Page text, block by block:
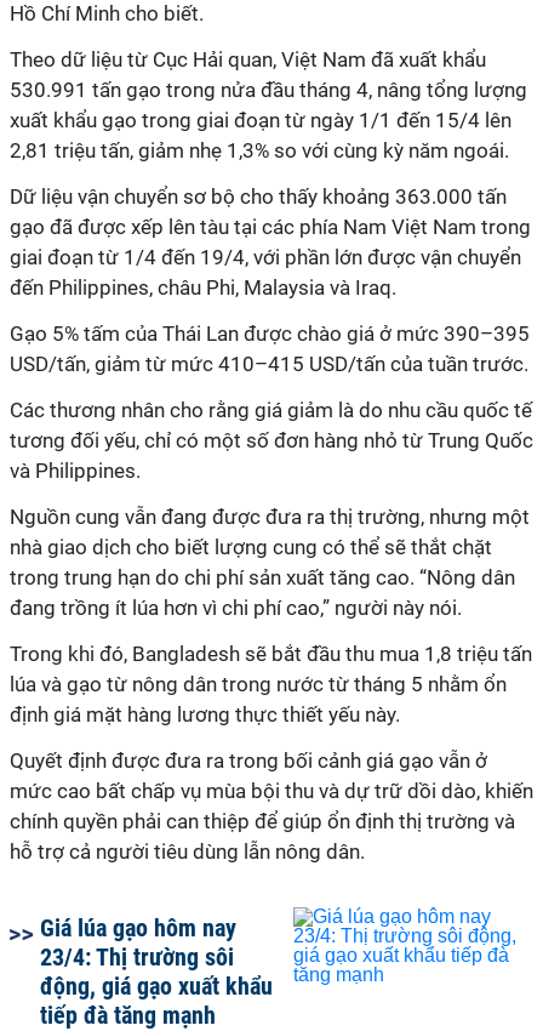
Hồ Chí Minh cho biết.
Theo dữ liệu từ Cục Hải quan, Việt Nam đã xuất khẩu
530.991 tấn gạo trong nửa đầu tháng 4, nâng tổng lượng
xuất khẩu gạo trong giai đoạn từ ngày 1/1 đến 15/4 lên
2,81 triệu tấn, giảm nhẹ 1,3% so với cùng kỳ năm ngoái.
Dữ liệu vận chuyển sơ bộ cho thấy khoảng 363.000 tấn
gạo đã được xếp lên tàu tại các phía Nam Việt Nam trong
giai đoạn từ 1/4 đến 19/4, với phần lớn được vận chuyển
đến Philippines, châu Phi, Malaysia và Iraq.
Gạo 5% tấm của Thái Lan được chào giá ở mức 390–395
USD/tấn, giảm từ mức 410–415 USD/tấn của tuần trước.
Các thương nhân cho rằng giá giảm là do nhu cầu quốc tế
tương đối yếu, chỉ có một số đơn hàng nhỏ từ Trung Quốc
và Philippines.
Nguồn cung vẫn đang được đưa ra thị trường, nhưng một
nhà giao dịch cho biết lượng cung có thể sẽ thắt chặt
trong trung hạn do chi phí sản xuất tăng cao. “Nông dân
đang trồng ít lúa hơn vì chi phí cao,” người này nói.
Trong khi đó, Bangladesh sẽ bắt đầu thu mua 1,8 triệu tấn
lúa và gạo từ nông dân trong nước từ tháng 5 nhằm ổn
định giá mặt hàng lương thực thiết yếu này.
Quyết định được đưa ra trong bối cảnh giá gạo vẫn ở
mức cao bất chấp vụ mùa bội thu và dự trữ dồi dào, khiến
chính quyền phải can thiệp để giúp ổn định thị trường và
hỗ trợ cả người tiêu dùng lẫn nông dân.
Giá lúa gạo hôm nay
23/4: Thị trường sôi
động, giá gạo xuất khẩu
tiếp đà tăng mạnh